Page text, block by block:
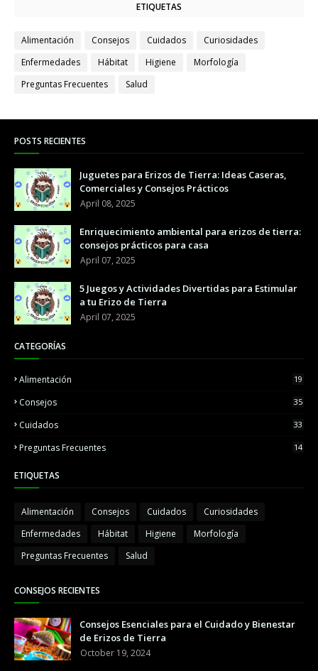
ETIQUETAS
Alimentación Consejos Cuidados
Curiosidades
Enfermedades
Hábitat Higiene
Morfología
Preguntas Frecuentes
Salud
POSTS RECIENTES
Juguetes para Erizos de Tierra: Ideas Caseras,
Comerciales y Consejos Prácticos
April 08, 2025
Enriquecimiento ambiental para erizos de tierra:
consejos prácticos para casa
April 07, 2025
5 Juegos y Actividades Divertidas para Estimular
a tu Erizo de Tierra
April 07, 2025
CATEGORÍAS
Alimentación 19
Consejos 35
Cuidados 33
Preguntas Frecuentes 14
ETIQUETAS
Alimentación Consejos Cuidados
Curiosidades
Enfermedades
Hábitat Higiene
Morfología
Preguntas Frecuentes
Salud
CONSEJOS RECIENTES
Consejos Esenciales para el Cuidado y Bienestar
de Erizos de Tierra
October 19, 2024